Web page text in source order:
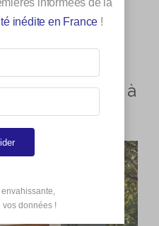
Plus de
une Maison à
informées de la
inédite en France !
vos données !